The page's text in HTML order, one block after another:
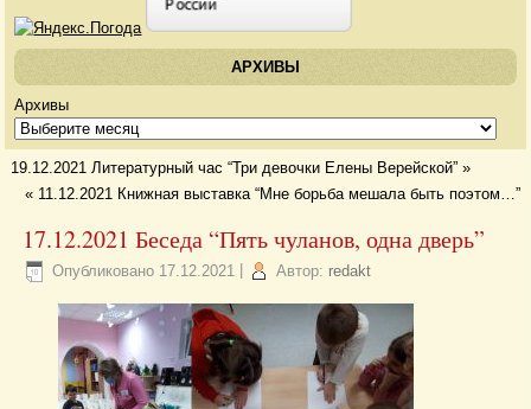
АРХИВЫ
Архивы
19.12.2021 Литературный час “Три девочки Елены Верейской” »
« 11.12.2021 Книжная выставка “Мне борьба мешала быть поэтом…”
17.12.2021 Беседа “Пять чуланов, одна дверь”
Опубликовано 17.12.2021 Автор: redakt